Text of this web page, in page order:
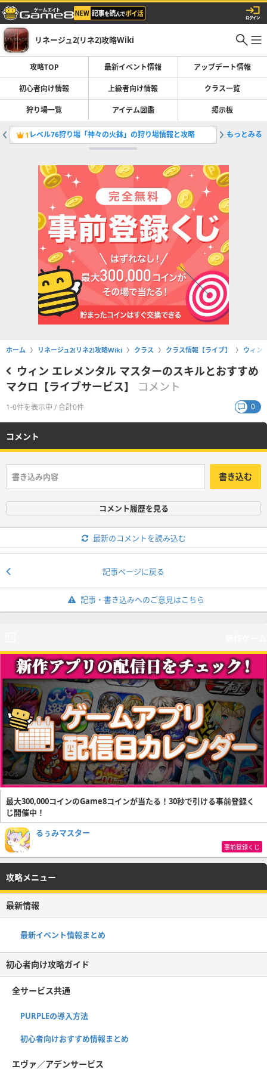
リネージュ2(リネ2)攻略Wiki
攻略TOP 最新イベント情報 アップデート情報
初心者向け情報 上級者向け情報 クラス一覧
狩り場一覧 アイテム図鑑 掲示板
1 レベル76狩り場「神々の火鉢」の狩り場情報と攻略 2目指せ3
もっとみる
ホーム リネージュ2(リネ2)攻略Wiki クラス クラス情報【ライブ】 ウィン
ウィン エレメンタル マスターのスキルとおすすめ
マクロ【ライブサービス】
コメント
1-0件を表示中 / 合計0件 0
コメント
書き込む
コメント履歴を見る
最新のコメントを読み込む
記事ページに戻る
記事・書き込みへのご意見はこちら
最大300,000コインのGame8コインが当たる！30秒で引ける事前登録く
じ開催中！
るぅみマスター
事前登録くじ
攻略メニュー
最新情報
最新イベント情報まとめ
初心者向け攻略ガイド
全サービス共通
PURPLEの導入方法
初心者向けおすすめ情報まとめ
エヴァ／アデンサービス